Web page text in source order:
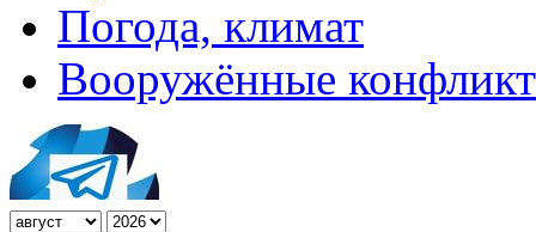
Погода, климат
Вооружённые